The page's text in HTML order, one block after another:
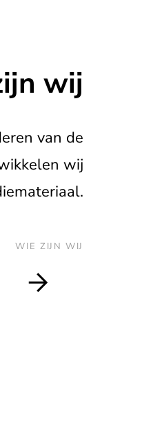
wij
van de
wij
WIE ZIJN WIJ